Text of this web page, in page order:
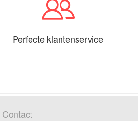
Perfecte klantenservice
Contact